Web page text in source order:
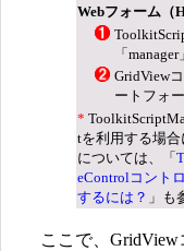
Webフォーム（
「manager」
GridView
ートフォ
*
tを利用する場
については、「
eControlコント
するには？ 」も
ここで、GridView